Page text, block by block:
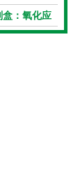
启
盒：氧化应